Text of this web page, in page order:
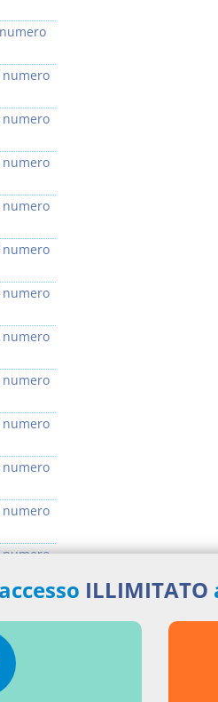
numero
numero
numero
numero
numero
numero
numero
numero
numero
numero
numero
numero
numero
e
giuridica
Minussi
ebook
incl.)
ILLIMITATO